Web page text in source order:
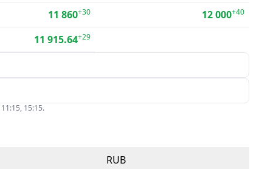
11 860+30 12 000+40
11 915.64+29
15:15.
RUB